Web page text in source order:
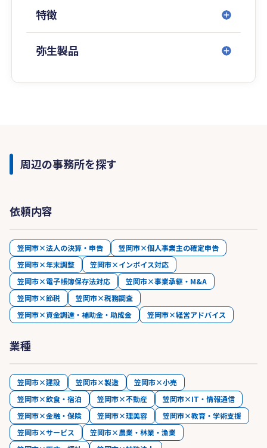
特徴
弥生製品
周辺の事務所を探す
依頼内容
笠岡市×法人の決算・申告
笠岡市×個人事業主の確定申告
笠岡市×年末調整
笠岡市×インボイス対応
笠岡市×電子帳簿保存法対応
笠岡市×事業承継・M&A
笠岡市×節税
笠岡市×税務調査
笠岡市×資金調達・補助金・助成金
笠岡市×経営アドバイス
業種
笠岡市×建設 笠岡市×製造
笠岡市×小売
笠岡市×飲食・宿泊
笠岡市×不動産
笠岡市×IT・情報通信
笠岡市×金融・保険
笠岡市×理美容
笠岡市×教育・学術支援
笠岡市×サービス
笠岡市×農業・林業・漁業